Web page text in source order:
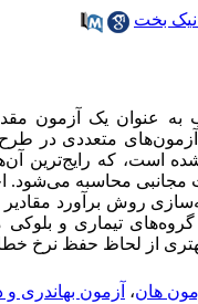
بخت
به عنوان یک آزمون
آزمون‌های متعددی در
است، که رایج‌ترین
مجانبی محاسبه می‌شود.
روش برآورد
گروه‌های تیماری و
از لحاظ حفظ نرخ
هان، آزمون بهاندری